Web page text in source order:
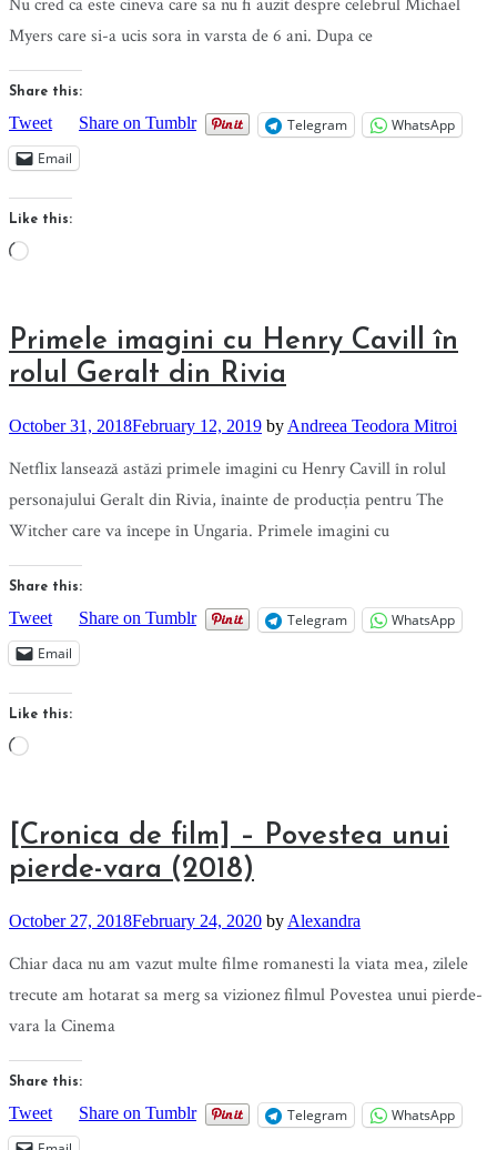
Myers care si-a ucis sora in varsta de 6 ani. Dupa ce
Share this:
Tweet Share on Tumblr Telegram
WhatsApp
Email
Like this:
Loading…
Primele imagini cu Henry Cavill în
rolul Geralt din Rivia
October 31, 2018February 12, 2019 by Andreea Teodora Mitroi
Netflix lansează astăzi primele imagini cu Henry Cavill în rolul
personajului Geralt din Rivia, înainte de producția pentru The
Witcher care va începe în Ungaria. Primele imagini cu
Share this:
Tweet Share on Tumblr Telegram
WhatsApp
Email
Like this:
Loading…
[Cronica de film] – Povestea unui
pierde-vara (2018)
October 27, 2018February 24, 2020 by Alexandra
Chiar daca nu am vazut multe filme romanesti la viata mea, zilele
trecute am hotarat sa merg sa vizionez filmul Povestea unui pierde-
vara la Cinema
Share this:
Tweet Share on Tumblr Telegram
WhatsApp